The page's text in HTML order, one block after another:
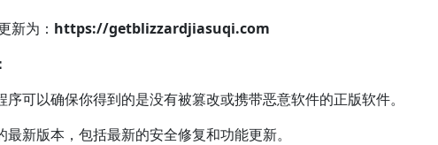
新为： https://getblizzardjiasuqi.com
序可以确保你得到的是没有被篡改或携带恶意软件的正版软件。
新版本，包括最新的安全修复和功能更新。